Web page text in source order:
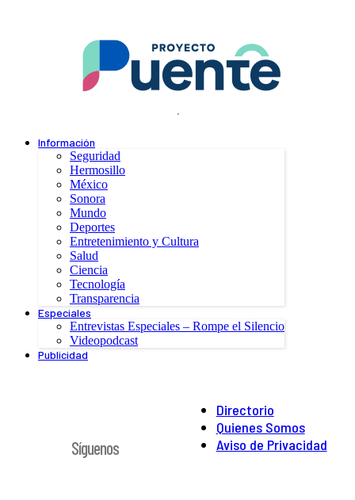
.
Información
Seguridad
Hermosillo
México
Sonora
Mundo
Deportes
Entretenimiento y Cultura
Salud
Ciencia
Tecnología
Transparencia
Especiales
Entrevistas Especiales – Rompe el Silencio
Videopodcast
Publicidad
Directorio
Quienes Somos
Aviso de Privacidad
Síguenos